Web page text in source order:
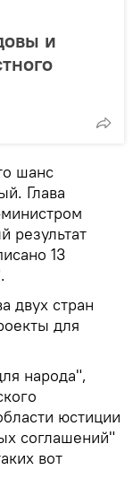
и
шанс
Глава
результат
13
двух стран
для
народа",
юстиции
соглашений"
вот